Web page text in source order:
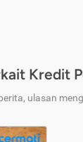
Kredit
ulasan